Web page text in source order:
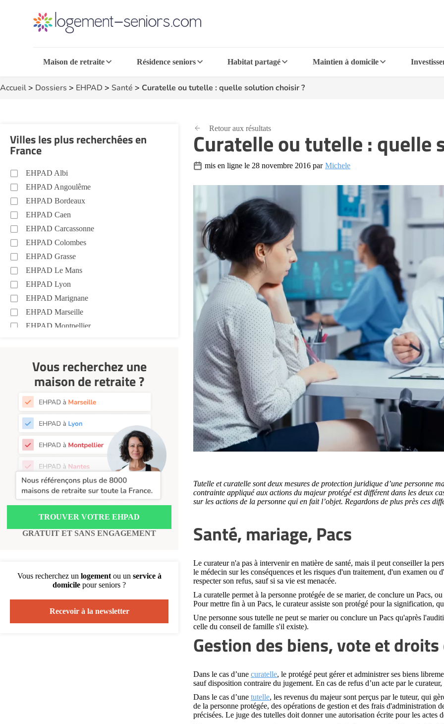
Maison de retraite Résidence seniors Habitat partagé Maintien à domicile
Accueil> Dossiers > EHPAD > Santé > Curatelle ou tutelle : quelle solution choisir ?
Villes les plus recherchées en
France
EHPAD Albi
EHPAD Angoulême
EHPAD Bordeaux
EHPAD Caen
EHPAD Carcassonne
EHPAD Colombes
EHPAD Grasse
EHPAD Le Mans
EHPAD Lyon
EHPAD Marignane
EHPAD Marseille
EHPAD Montpellier
EHPAD Paris
EHPAD Royan
EHPAD Saint-Etienne
EHPAD Toulouse
EHPAD Tours
EHPAD Troyes
Recherche par ville
Vous recherchez une
maison de retraite ?
TROUVER VOTRE EHPAD
GRATUIT ET SANS ENGAGEMENT
Vous recherchez un logementou un service à
domicile pour seniors ?
Recevoir à la newsletter
Retour aux résultats
Curatelle ou tutelle : quelle
mis en ligne le 28 novembre 2016 par Michele
Tutelle et curatelle sont deux mesures de protection juridique d’une personne
contrainte appliqué aux actions du majeur protégé est différent dans les deux
sur les actions de la personne qui en fait l’objet. Regardons de plus près ces
Santé, mariage, Pacs
Le curateur n'a pas à intervenir en matière de santé, mais il peut conseiller la
le médecin sur les conséquences et les risques d'un traitement, d'un examen
respecter son refus, sauf si sa vie est menacée.
La curatelle permet à la personne protégée de se marier, de conclure un Pacs,
Pour mettre fin à un Pacs, le curateur assiste son protégé pour la signification,
Une personne sous tutelle ne peut se marier ou conclure un Pacs qu'après
celle du conseil de famille s'il existe).
Gestion des biens, vote et
Dans le cas d’une curatelle, le protégé peut gérer et administrer ses biens
sauf disposition contraire du jugement. En cas de refus d’un acte par le
Dans le cas d’une tutelle, les revenus du majeur sont perçus par le tuteur, qui
de la personne protégée, des opérations de gestion et des frais d'administration
précisées. Le juge des tutelles doit donner une autorisation écrite pour les